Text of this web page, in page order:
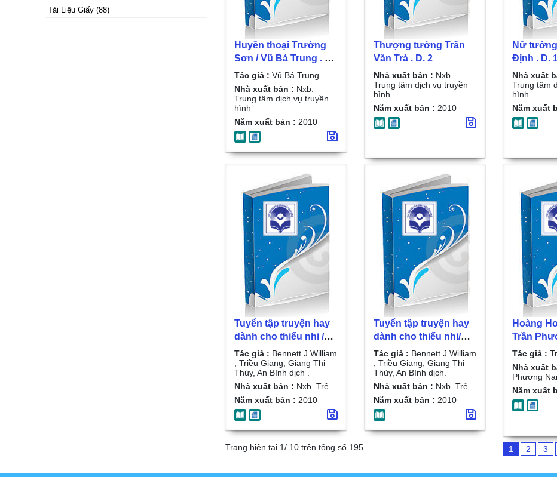
Tài Liệu Giấy (88)
Huyền thoại Trường
Sơn / Vũ Bá Trung . D.
1
Tác giả : Vũ Bá Trung .
Nhà xuất bản : Nxb.
Trung tâm dịch vụ truyền
hình
Năm xuất bản : 2010
Thượng tướng Trần
Văn Trà . D. 2
Nhà xuất bản : Nxb.
Trung tâm dịch vụ truyền
hình
Năm xuất bản : 2010
Nữ
Định . D.
Nhà xuất
Trung tâm
hình
Năm xuất
Tuyển tập truyện hay
dành cho thiếu nhi /
Bennett J William ;
Triều Giang, Giang Thị
Thùy, An Bình dịch . T.
1
Tác giả : Bennett J William
; Triều Giang, Giang Thị
Thùy, An Bình dịch .
Nhà xuất bản : Nxb. Trẻ
Năm xuất bản : 2010
Tuyển tập truyện hay
dành cho thiếu nhi/
Bennett J William ;
Triều Giang, Giang Thị
Thùy, An Bình dịch. T.
2
Tác giả : Bennett J William
; Triều Giang, Giang Thị
Thùy, An Bình dịch.
Nhà xuất bản : Nxb. Trẻ
Năm xuất bản : 2010
Hoàng
Trần Phương . T. 2 ,
Lửa cháy
trời
Tác giả :
Nhà xuất
Phương
Năm xuất
Trang hiện tại 1/ 10 trên tổng số 195 1 2 3